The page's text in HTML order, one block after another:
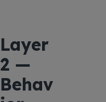
Layer
2 —
Behav